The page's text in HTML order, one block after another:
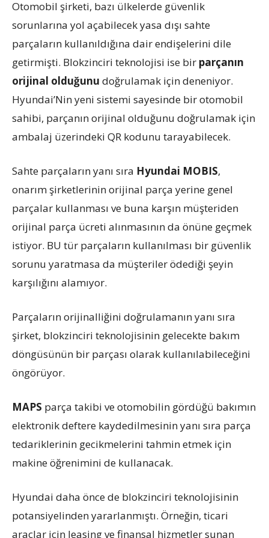
Otomobil şirketi, bazı ülkelerde güvenlik
sorunlarına yol açabilecek yasa dışı sahte
parçaların kullanıldığına dair endişelerini dile
getirmişti. Blokzinciri teknolojisi ise bir parçanın
orijinal olduğunu doğrulamak için deneniyor.
Hyundai’Nin yeni sistemi sayesinde bir otomobil
sahibi, parçanın orijinal olduğunu doğrulamak için
ambalaj üzerindeki QR kodunu tarayabilecek.
Sahte parçaların yanı sıra Hyundai MOBIS,
onarım şirketlerinin orijinal parça yerine genel
parçalar kullanması ve buna karşın müşteriden
orijinal parça ücreti alınmasının da önüne geçmek
istiyor. BU tür parçaların kullanılması bir güvenlik
sorunu yaratmasa da müşteriler ödediği şeyin
karşılığını alamıyor.
Parçaların orijinalliğini doğrulamanın yanı sıra
şirket, blokzinciri teknolojisinin gelecekte bakım
döngüsünün bir parçası olarak kullanılabileceğini
öngörüyor.
MAPS parça takibi ve otomobilin gördüğü bakımın
elektronik deftere kaydedilmesinin yanı sıra parça
tedariklerinin gecikmelerini tahmin etmek için
makine öğrenimini de kullanacak.
Hyundai daha önce de blokzinciri teknolojisinin
potansiyelinden yararlanmıştı. Örneğin, ticari
araçlar için leasing ve finansal hizmetler sunan